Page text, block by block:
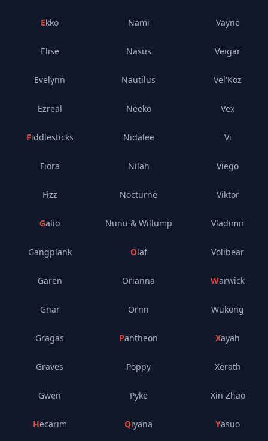
Ekko
Elise
Evelynn
Ezreal
Fiddlesticks
Fiora
Fizz
Galio
Gangplank
Garen
Gnar
Gragas
Graves
Gwen
Hecarim
Nami
Nasus
Nautilus
Neeko
Nidalee
Nilah
Nocturne
Nunu & Willump
Olaf
Orianna
Ornn
Pantheon
Poppy
Pyke
Qiyana
Vayne
Veigar
Vel'Koz
Vex
Vi
Viego
Viktor
Vladimir
Volibear
Warwick
Wukong
Xayah
Xerath
Xin Zhao
Yasuo